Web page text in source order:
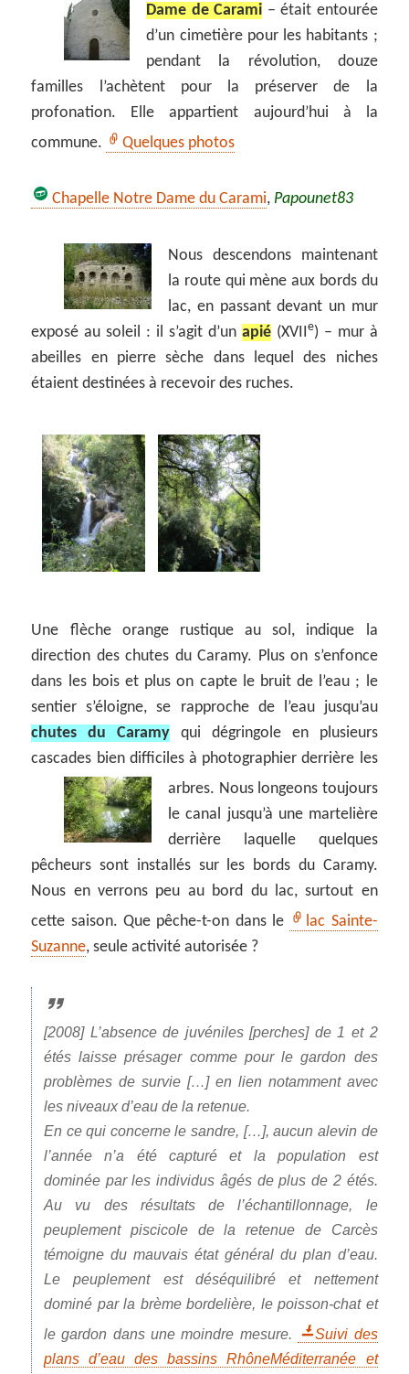
Dame de Carami – était entourée
d’un cimetière pour les habitants ;
pendant la révolution, douze
familles l’achètent pour la préserver de la
profonation. Elle appartient aujourd’hui à la
commune.
Quelques photos
Chapelle Notre Dame du Carami, Papounet83
Nous descendons maintenant
la route qui mène aux bords du
lac, en passant devant un mur
exposé au soleil : il s’agit d’un apié(XVIIe) – mur à
abeilles en pierre sèche dans lequel des niches
étaient destinées à recevoir des ruches.
Une flèche orange rustique au sol, indique la
direction des chutes du Caramy. Plus on s’enfonce
dans les bois et plus on capte le bruit de l’eau ; le
sentier s’éloigne, se rapproche de l’eau jusqu’au
chutes du Caramy qui dégringole en plusieurs
cascades bien difficiles à photographier derrière les
arbres. Nous longeons toujours
le canal jusqu’à une martelière
derrière laquelle quelques
pêcheurs sont installés sur les bords du Caramy.
Nous en verrons peu au bord du lac, surtout en
cette saison. Que pêche-t-on dans le
lac Sainte-
Suzanne, seule activité autorisée ?
[2008] L’absence de juvéniles [perches] de 1 et 2
étés laisse présager comme pour le gardon des
problèmes de survie […] en lien notamment avec
les niveaux d’eau de la retenue.
En ce qui concerne le sandre, […], aucun alevin de
l’année n’a été capturé et la population est
dominée par les individus âgés de plus de 2 étés.
Au vu des résultats de l’échantillonnage, le
peuplement piscicole de la retenue de Carcès
témoigne du mauvais état général du plan d’eau.
Le peuplement est déséquilibré et nettement
dominé par la brème bordelière, le poisson-chat et
le gardon dans une moindre mesure.
Suivi des
plans d’eau des bassins RhôneMéditerranée et